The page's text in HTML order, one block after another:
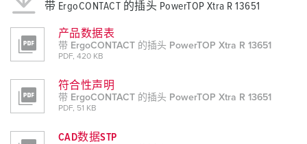
带 ErgoCONTACT 的插头 PowerTOP Xtra R 13651
产品数据表
带 ErgoCONTACT 的插头 PowerTOP Xtra R 13651
PDF, 420 KB
符合性声明
带 ErgoCONTACT 的插头 PowerTOP Xtra R 13651
PDF, 51 KB
CAD数据STP